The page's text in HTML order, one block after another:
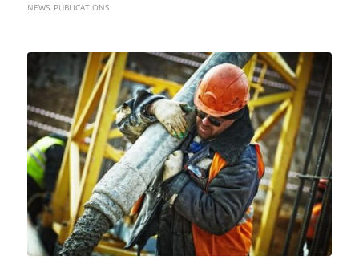
NEWS, PUBLICATIONS